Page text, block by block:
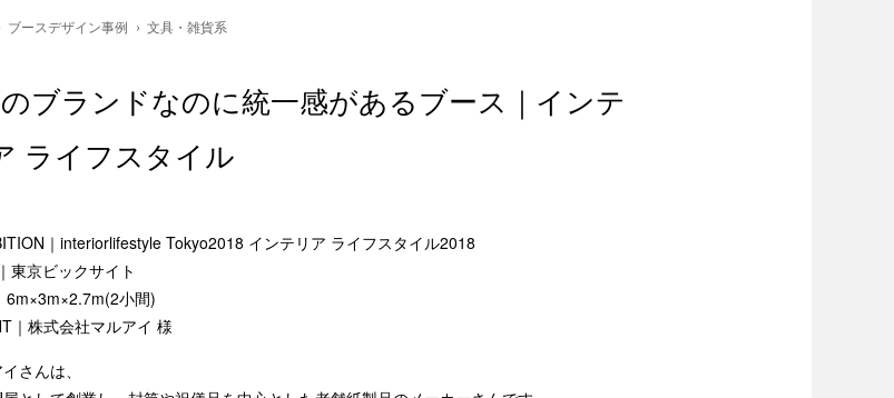
ブースデザイン事例 › 文具・雑貨系
ブランドなのに統一感があるブース｜インテ
ライフスタイル
｜interiorlifestyle Tokyo2018 インテリア ライフスタイル2018
東京ビックサイト
6m×3m×2.7m(2小間)
｜株式会社マルアイ 様
さんは、